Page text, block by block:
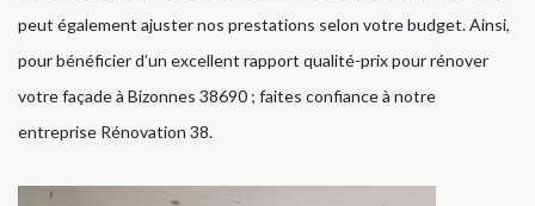
peut également ajuster nos prestations selon votre budget. Ainsi,
pour bénéficier d’un excellent rapport qualité-prix pour rénover
votre façade à Bizonnes 38690 ; faites confiance à notre
entreprise Rénovation 38.